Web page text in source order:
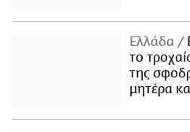
Ελλάδα
το
της
μητέρα